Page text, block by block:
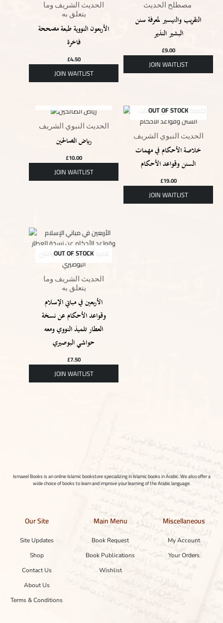
الحديث الشريف وما
يتعلق به
الأربعون النووية طبعة مصححة
فاخرة
£4.50
التقريب والتيسير لمعرفة سنن
البشير النذير
£9.00
الحديث النبوي الشريف
رياض الصالحين
£10.00
OUT OF STOCK
الحديث النبوي الشريف
خلاصة الأحكام في مهمات
السنن وقواعد الأحكام
£19.00
OUT OF STOCK
الحديث الشريف وما
يتعلق به
الأربعين في مباني الإسلام
وقواعد الأحكام عن نسخة
العطار تلميذ النووي ومعه
حواشي البوصيري
£7.50
Ismaeel Books is an online Islamic bookstore specializing in Islamic books in Arabic. We also offer a
wide choice of books to learn and improve your learning of the Arabic language.
Our Site
Site Updates
Shop
Contact Us
About Us
Terms & Conditions
Main Menu
Book Request
Book Publications
Wishlist
Miscellaneous
My Account
Your Orders